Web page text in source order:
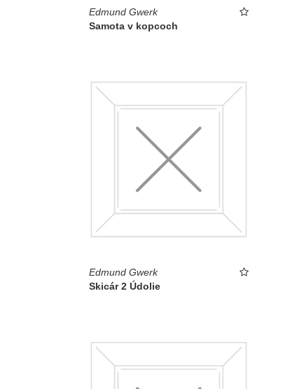
Edmund Gwerk
Samota v kopcoch
Edmund Gwerk
Skicár 2 Údolie